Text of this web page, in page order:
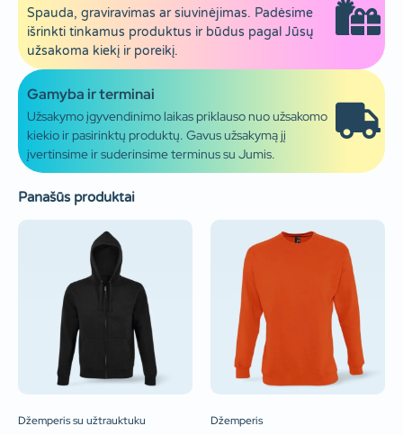
Spauda, graviravimas ar siuvinėjimas. Padėsime
išrinkti tinkamus produktus ir būdus pagal Jūsų
užsakoma kiekį ir poreikį.
Gamyba ir terminai
Užsakymo įgyvendinimo laikas priklauso nuo užsakomo
kiekio ir pasirinktų produktų. Gavus užsakymą jį
įvertinsime ir suderinsime terminus su Jumis.
Panašūs produktai
Džemperis su užtrauktuku Džemperis